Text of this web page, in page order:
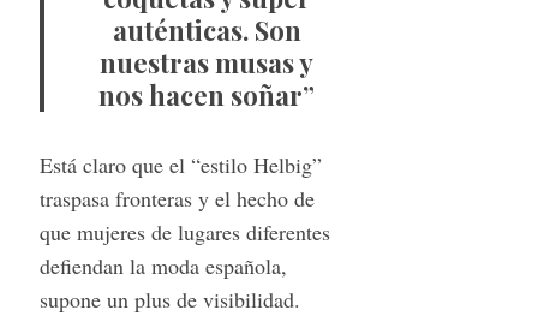
auténticas. Son
nuestras musas y
nos hacen soñar”
Está claro que el “estilo Helbig”
traspasa fronteras y el hecho de
que mujeres de lugares diferentes
defiendan la moda española,
supone un plus de visibilidad.